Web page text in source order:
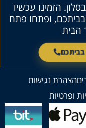
הזמינו עכשיו
ופתחו פתח
הבית
בביתכם
הצהרת נגישות
ופרטיות